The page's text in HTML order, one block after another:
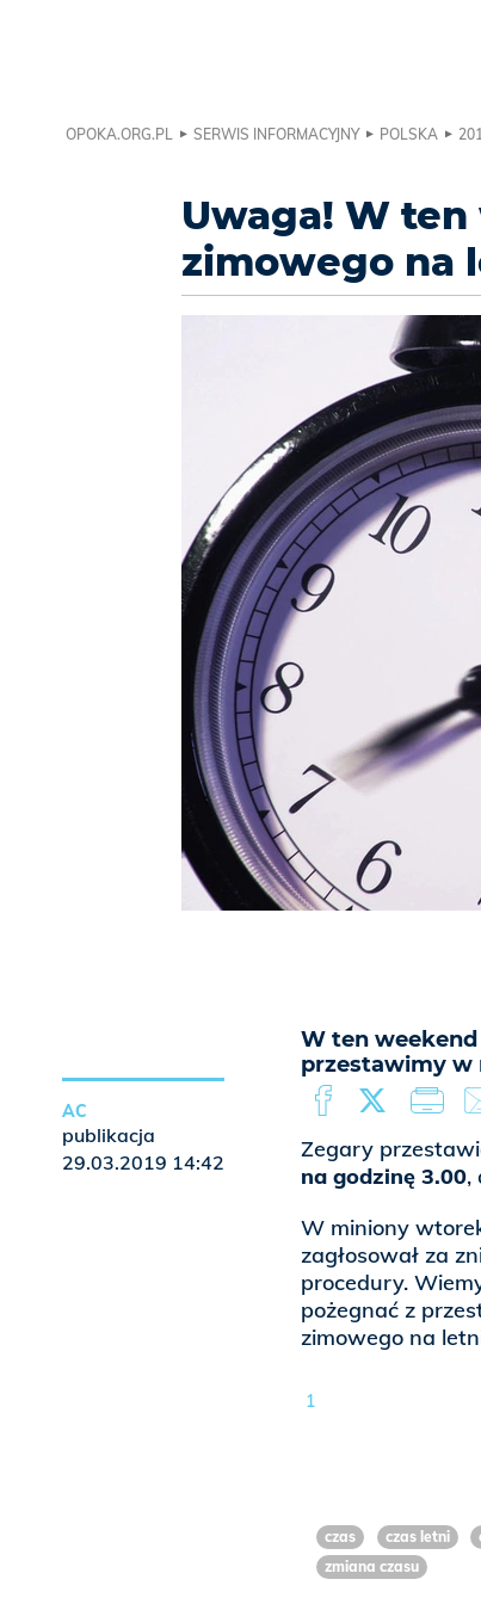
OPOKA.ORG.PL SERWIS INFORMACYJNY POLSKA
Uwaga! W
zimowego na
W ten
przestawimy w
Zegary
na godzinę 3.00,
W miniony
zagłosował za
procedury.
pożegnać z
zimowego na
1
AC
publikacja
29.03.2019 14:42
czas czas letni
zmiana czasu